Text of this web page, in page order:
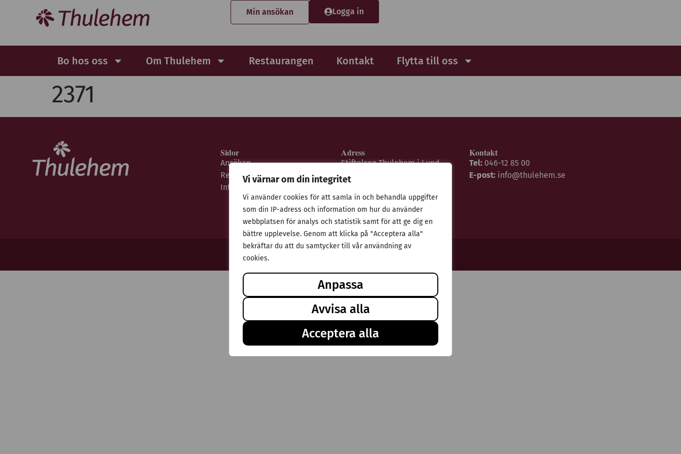
Vi värnar om din integritet
Vi använder cookies för att samla in och behandla uppgifter
som din IP-adress och information om hur du använder
webbplatsen för analys och statistik samt för att ge dig en
bättre upplevelse. Genom att klicka på "Acceptera alla"
bekräftar du att du samtycker till vår användning av
cookies.
Anpassa
Avvisa alla
Acceptera alla
Min ansökan Logga in
Bo hos oss Om Thulehem Restaurangen Kontakt Flytta till oss
2371
Sidor
Ansökan
Restaurangen
Integritetspolicy
Adress
Stiftelsen Thulehem i Lund
Thulehemsvägen 40
Kontakt
Tel: 046-12 85 00
E-post: info@thulehem.se
© Stiftelsen Thulehem 2025